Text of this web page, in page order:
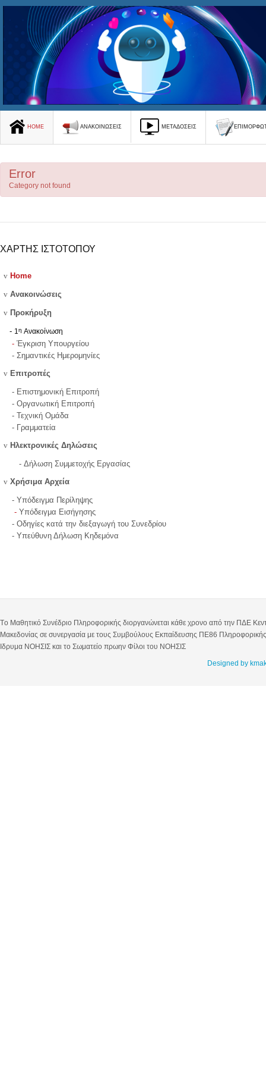
HOME ANAKOINΩΣΕΙΣ ΜΕΤΑΔΟΣΕΙΣ
Error
Category not found
ΧΑΡΤΗΣ ΙΣΤΟΤΟΠΟΥ
v Home
v Ανακοινώσεις
v Προκήρυξη
- 1 η Ανακοίνωση
- Έγκριση Υπουργείου
- Σημαντικές Ημερομηνίες
v Επιτροπές
- Επιστημονική Επιτροπή
- Οργανωτική Επιτροπή
- Τεχνική Ομάδα
- Γραμματεία
v Ηλεκτρονικές Δηλώσεις
- Δήλωση Συμμετοχής Εργασίας
v Χρήσιμα Αρχεία
- Υπόδειγμα Περίληψης
- Υπόδειγμα Eισήγησης
- Οδηγίες κατά την διεξαγωγή του Συνεδρίου
- Υπεύθυνη Δήλωση Κηδεμόνα
Tο Μαθητικό Συνέδριο Πληροφορικής διοργανώνεται κάθε χρονο από την ΠΔΕ
Μακεδονίας σε συνεργασία με τους Συμβούλους Εκπαίδευσης ΠΕ86
Ιδρυμα ΝΟΗΣΙΣ και το Σωματείο πρωην Φίλοι του ΝΟΗΣΙΣ
Designed by